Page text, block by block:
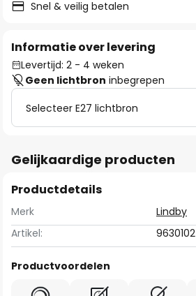
Snel & veilig betalen
Informatie over levering
Levertijd: 2 - 4 weken
Geen lichtbron inbegrepen
Selecteer E27 lichtbron
Gelijkaardige producten
Productdetails
Merk
Lindby
Artikel:
9630102
Productvoordelen